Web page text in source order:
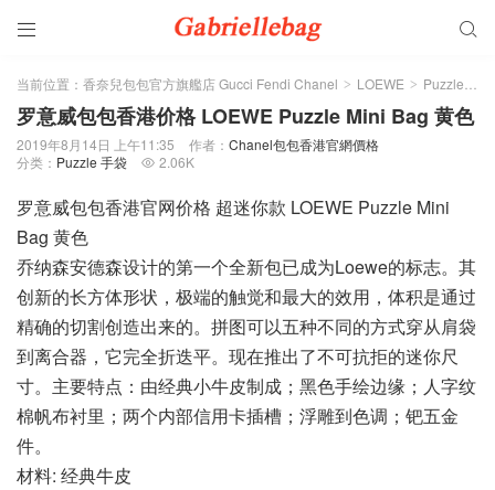
 
当前位置： 香奈兒包包官方旗艦店 Gucci Fendi Chanel > LOEWE > Puzzle 手袋
罗意威包包香港价格 LOEWE Puzzle Mini Bag 黄色
2019年8月14日 上午11:35 作者： Chanel包包香港官網價格
分类： Puzzle 手袋  2.06K
罗意威包包香港官网价格 超迷你款 LOEWE Puzzle Mini
Bag 黄色
乔纳森安德森设计的第一个全新包已成为Loewe的标志。其
创新的长方体形状，极端的触觉和最大的效用，体积是通过
精确的切割创造出来的。拼图可以五种不同的方式穿从肩袋
到离合器，它完全折迭平。现在推出了不可抗拒的迷你尺
寸。主要特点：由经典小牛皮制成；黑色手绘边缘；人字纹
棉帆布衬里；两个内部信用卡插槽；浮雕到色调；钯五金
件。
材料: 经典牛皮